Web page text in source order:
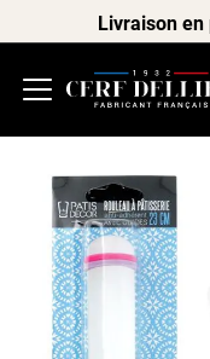
Livraison